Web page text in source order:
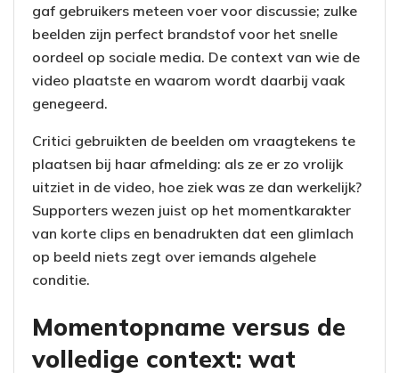
gaf gebruikers meteen voer voor discussie; zulke
beelden zijn perfect brandstof voor het snelle
oordeel op sociale media. De context van wie de
video plaatste en waarom wordt daarbij vaak
genegeerd.
Critici gebruikten de beelden om vraagtekens te
plaatsen bij haar afmelding: als ze er zo vrolijk
uitziet in de video, hoe ziek was ze dan werkelijk?
Supporters wezen juist op het momentkarakter
van korte clips en benadrukten dat een glimlach
op beeld niets zegt over iemands algehele
conditie.
Momentopname versus de
volledige context: wat